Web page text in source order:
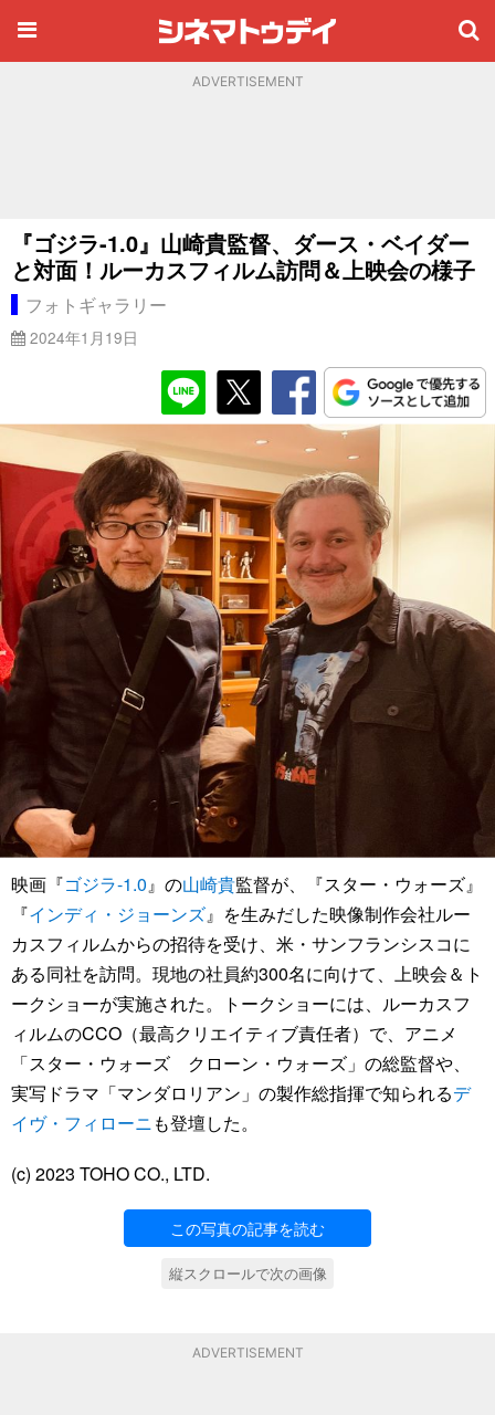
ADVERTISEMENT
『ゴジラ-1.0』山崎貴監督、ダース・ベイダー
と対面！ルーカスフィルム訪問＆上映会の様子
フォトギャラリー
2024年1月19日
映画『ゴジラ-1.0』の山崎貴監督が、『スター・ウォーズ』
『インディ・ジョーンズ』を生みだした映像制作会社ルー
カスフィルムからの招待を受け、米・サンフランシスコに
ある同社を訪問。現地の社員約300名に向けて、上映会＆ト
ークショーが実施された。トークショーには、ルーカスフ
ィルムのCCO（最高クリエイティブ責任者）で、アニメ
「スター・ウォーズ クローン・ウォーズ」の総監督や、
実写ドラマ「マンダロリアン」の製作総指揮で知られるデ
イヴ・フィローニも登壇した。
(c) 2023 TOHO CO., LTD.
この写真の記事を読む
縦スクロールで次の画像
ADVERTISEMENT